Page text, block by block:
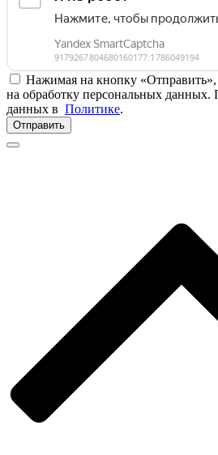
Нажимая на кнопку «Отправить»,
на обработку персональных данных.
данных в Политике.
Отправить